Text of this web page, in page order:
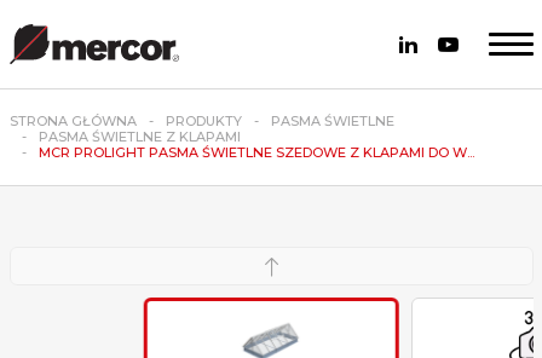
STRONA GŁÓWNA PRODUKTY
PASMA ŚWIETLNE
PASMA ŚWIETLNE Z KLAPAMI
MCR PROLIGHT PASMA ŚWIETLNE SZEDOWE Z KLAPAMI DO W...